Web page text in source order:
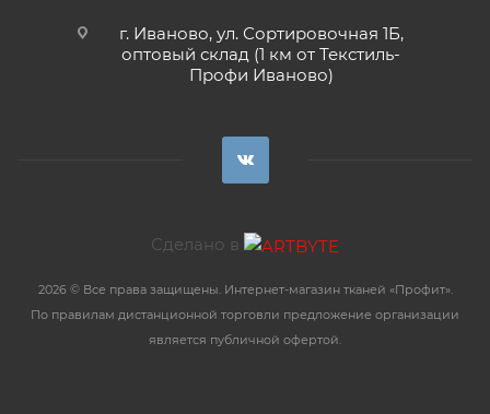
г. Иваново, ул. Сортировочная 1Б,
оптовый склад (1 км от Текстиль-
Профи Иваново)
Сделано в
2026 © Все права защищены. Интернет-магазин тканей «Профит».
По правилам дистанционной торговли предложение организации
является публичной офертой.